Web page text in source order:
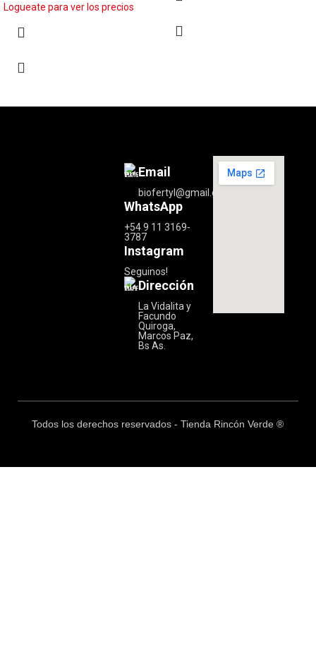
Logueate para ver los precios
Email
biofertyl@gmail.com
WhatsApp
+54 9 11 3169-
3787
Instagram
Seguinos!
Dirección
La Vidalita y
Facundo
Quiroga,
Marcos Paz,
Bs As.
Todos los derechos reservados - Tienda Rincón Verde ®